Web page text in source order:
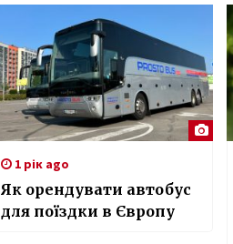
1 рік ago
Як орендувати автобус
для поїздки в Європу